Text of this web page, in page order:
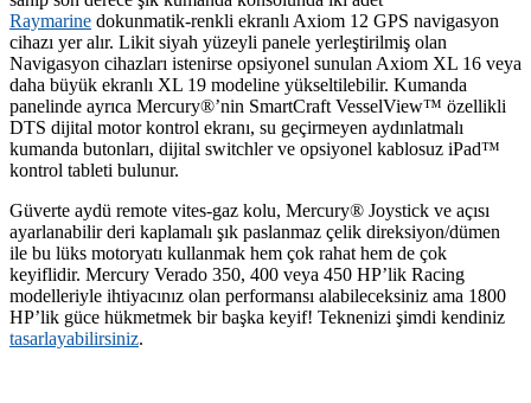
Raymarine dokunmatik-renkli ekranlı Axiom 12 GPS navigasyon
cihazı yer alır. Likit siyah yüzeyli panele yerleştirilmiş olan
Navigasyon cihazları istenirse opsiyonel sunulan Axiom XL 16 veya
daha büyük ekranlı XL 19 modeline yükseltilebilir. Kumanda
panelinde ayrıca Mercury®’nin SmartCraft VesselView™ özellikli
DTS dijital motor kontrol ekranı, su geçirmeyen aydınlatmalı
kumanda butonları, dijital switchler ve opsiyonel kablosuz iPad™
kontrol tableti bulunur.
Güverte aydü remote vites-gaz kolu, Mercury® Joystick ve açısı
ayarlanabilir deri kaplamalı şık paslanmaz çelik direksiyon/dümen
ile bu lüks motoryatı kullanmak hem çok rahat hem de çok
keyiflidir. Mercury Verado 350, 400 veya 450 HP’lik Racing
modelleriyle ihtiyacınız olan performansı alabileceksiniz ama 1800
HP’lik güce hükmetmek bir başka keyif! Teknenizi şimdi kendiniz
tasarlayabilirsiniz.